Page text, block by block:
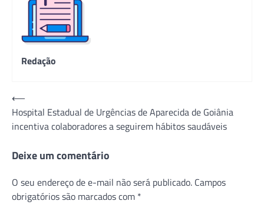
Redação
Navegação
de
Post
⟵
Hospital Estadual de Urgências de Aparecida de Goiânia
incentiva colaboradores a seguirem hábitos saudáveis
Deixe um comentário
O seu endereço de e-mail não será publicado. Campos
obrigatórios são marcados com *